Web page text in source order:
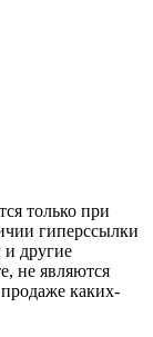
только при
гиперссылки
другие
не являются
каких-